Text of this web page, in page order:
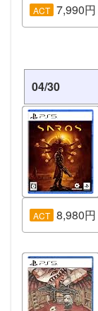
ACT 7,990円
04/30
ACT 8,980円